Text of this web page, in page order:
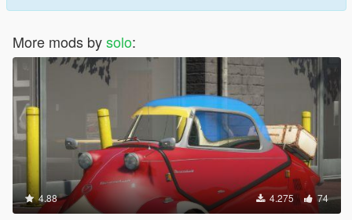
More mods bysolo:
4.88 4.275 74